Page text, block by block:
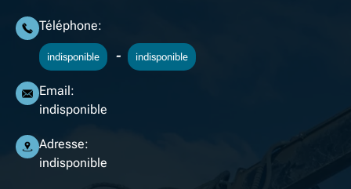
Téléphone:
indisponible - indisponible
Email:
indisponible
Adresse:
indisponible